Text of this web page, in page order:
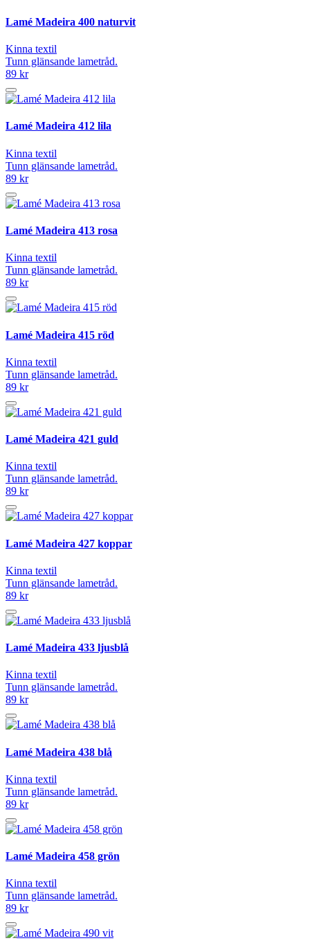
Lamé Madeira 400 naturvit
Kinna textil
Tunn glänsande lametråd.
89 kr
Lamé Madeira 412 lila
Kinna textil
Tunn glänsande lametråd.
89 kr
Lamé Madeira 413 rosa
Kinna textil
Tunn glänsande lametråd.
89 kr
Lamé Madeira 415 röd
Kinna textil
Tunn glänsande lametråd.
89 kr
Lamé Madeira 421 guld
Kinna textil
Tunn glänsande lametråd.
89 kr
Lamé Madeira 427 koppar
Kinna textil
Tunn glänsande lametråd.
89 kr
Lamé Madeira 433 ljusblå
Kinna textil
Tunn glänsande lametråd.
89 kr
Lamé Madeira 438 blå
Kinna textil
Tunn glänsande lametråd.
89 kr
Lamé Madeira 458 grön
Kinna textil
Tunn glänsande lametråd.
89 kr